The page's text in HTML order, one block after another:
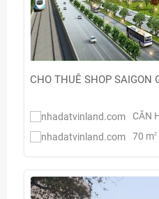
CHO THUÊ SHOP SAIGON
CĂN
70 m2